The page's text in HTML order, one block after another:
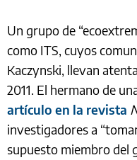
Un grupo de
como ITS, cuyos
Kaczynski, llevan
2011. El hermano de
artículo en la revista
investigadores a
supuesto miembro del